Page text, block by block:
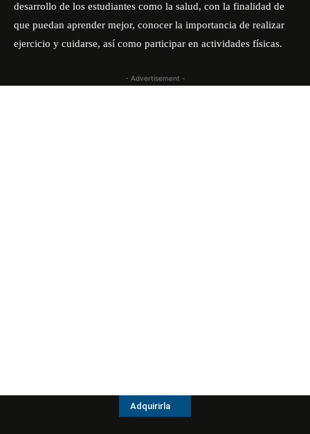
desarrollo de los estudiantes como la salud, con la finalidad de
que puedan aprender mejor, conocer la importancia de realizar
ejercicio y cuidarse, así como participar en actividades físicas.
- Advertisement -
Adquirirla